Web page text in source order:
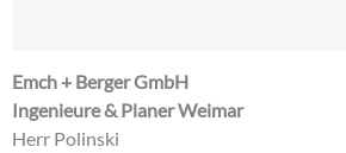
Emch + Berger GmbH
Ingenieure & Planer Weimar
Herr Polinski